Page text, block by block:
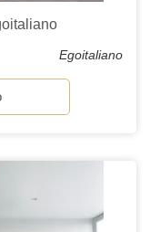
Egoitaliano